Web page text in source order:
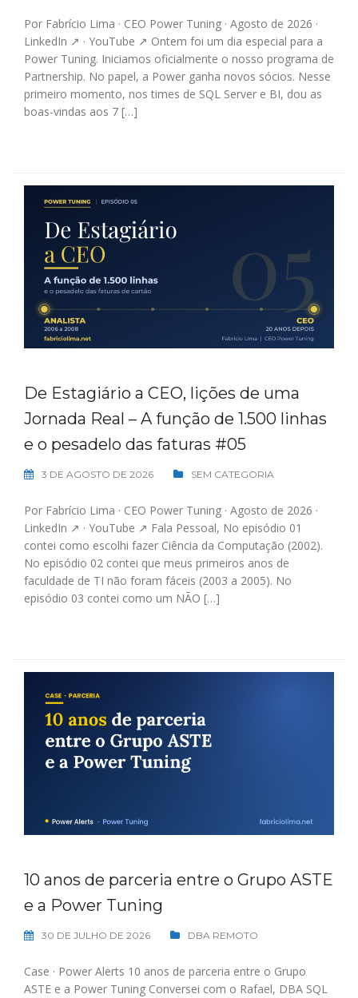
Por Fabrício Lima · CEO Power Tuning · Agosto de 2026 ·
LinkedIn ↗ · YouTube ↗ Ontem foi um dia especial para a
Power Tuning. Iniciamos oficialmente o nosso programa de
Partnership. No papel, a Power ganha novos sócios. Nesse
primeiro momento, nos times de SQL Server e BI, dou as
boas-vindas aos 7 […]
De Estagiário a CEO, lições de uma
Jornada Real – A função de 1.500 linhas
e o pesadelo das faturas #05
3 DE AGOSTO DE 2026 SEM CATEGORIA
Por Fabrício Lima · CEO Power Tuning · Agosto de 2026 ·
LinkedIn ↗ · YouTube ↗ Fala Pessoal, No episódio 01
contei como escolhi fazer Ciência da Computação (2002).
No episódio 02 contei que meus primeiros anos de
faculdade de TI não foram fáceis (2003 a 2005). No
episódio 03 contei como um NÃO […]
10 anos de parceria entre o Grupo ASTE
e a Power Tuning
30 DE JULHO DE 2026 DBA REMOTO
Case · Power Alerts 10 anos de parceria entre o Grupo
ASTE e a Power Tuning Conversei com o Rafael, DBA SQL